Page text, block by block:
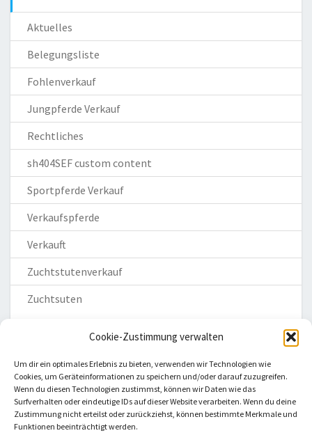
Cookie-Zustimmung verwalten
Um dir ein optimales Erlebnis zu bieten, verwenden wir Technologien wie
Cookies, um Geräteinformationen zu speichern und/oder darauf zuzugreifen.
Wenn du diesen Technologien zustimmst, können wir Daten wie das
Surfverhalten oder eindeutige IDs auf dieser Website verarbeiten. Wenn du deine
Zustimmung nicht erteilst oder zurückziehst, können bestimmte Merkmale und
Funktionen beeinträchtigt werden.
Aktuelles
Belegungsliste
Fohlenverkauf
Jungpferde Verkauf
Rechtliches
sh404SEF custom content
Sportpferde Verkauf
Verkaufspferde
Verkauft
Zuchtstutenverkauf
Zuchtsuten
Homepage
Impressum